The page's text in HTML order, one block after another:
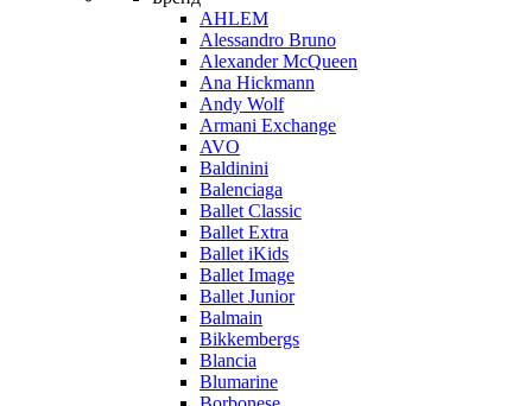
AHLEM
Alessandro Bruno
Alexander McQueen
Ana Hickmann
Andy Wolf
Armani Exchange
AVO
Baldinini
Balenciaga
Ballet Classic
Ballet Extra
Ballet iKids
Ballet Image
Ballet Junior
Balmain
Bikkembergs
Blancia
Blumarine